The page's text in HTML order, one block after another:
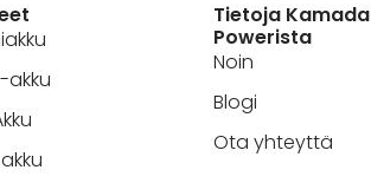
akku
Tietoja Kamada
Powerista
Noin
Blogi
Ota yhteyttä